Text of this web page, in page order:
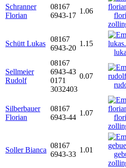
Schranner
Florian
08167
6943-17
1.06
Schütt Lukas
08167
6943-20
1.15
Sellmeier
Rudolf
08167
6943-43
0171
3032403
0.07
Silberbauer
Florian
08167
6943-44
1.07
Soller Bianca
08167
6943-33
1.01